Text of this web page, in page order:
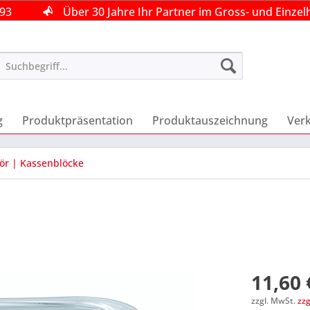
Über 30 Jahre Ihr Partner im Gross- und
Über 30 Jahre Ihr Partner im Gross- und
Produktpräsentation Produktauszeichnung
| Kassenblöcke
11,60
zzgl. MwSt.
Über 30 Jahre Ihr Partner im Gross- und